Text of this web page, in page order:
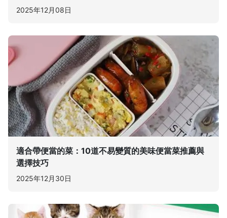
2025年12月08日
適合帶便當的菜：10道不易變質的美味便當菜推薦與
選擇技巧
2025年12月30日